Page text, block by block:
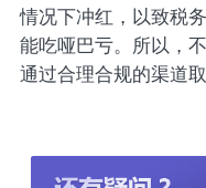
情况下冲红，以致税
能吃哑巴亏。所以，
通过合理合规的渠道